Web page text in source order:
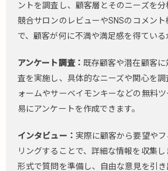
②
オ
ラ
イ
プ
レ
ン
ス
の
ントを調査し、顧客層とそのニーズを分
競合サロンのレビューやSNSのコメン
で、顧客が何に不満や満足感を得ている
アンケート調査： 既存顧客や潜在顧客
査を実施し、具体的なニーズや関心を調
ォームやサーベイモンキーなどの無料
易にアンケートを作成できます。
インタビュー： 実際に顧客から要望や
リングすることで、詳細な情報を収集
形式で質問を準備し、自由な意見を引